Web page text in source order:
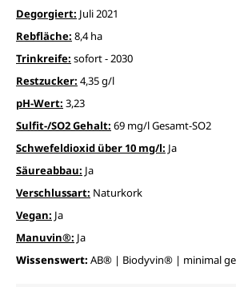
Degorgiert: Juli 2021
Rebfläche: 8,4 ha
Trinkreife: sofort - 2030
Restzucker: 4,35 g/l
pH-Wert: 3,23
Sulfit-/SO2 Gehalt: 69 mg/l Gesamt-SO2
Schwefeldioxid über 10 mg/l: Ja
Säureabbau: Ja
Verschlussart: Naturkork
Vegan: Ja
Manuvin®: Ja
Wissenswert: AB® | Biodyvin® | minimal